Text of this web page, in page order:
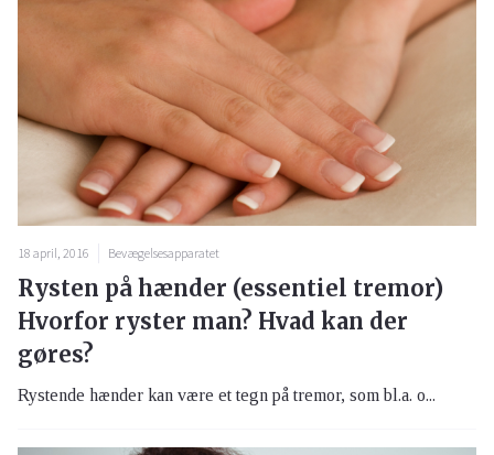
18 april, 2016 Bevægelsesapparatet
Rysten på hænder (essentiel tremor)
Hvorfor ryster man? Hvad kan der
gøres?
Rystende hænder kan være et tegn på tremor, som bl.a. o...